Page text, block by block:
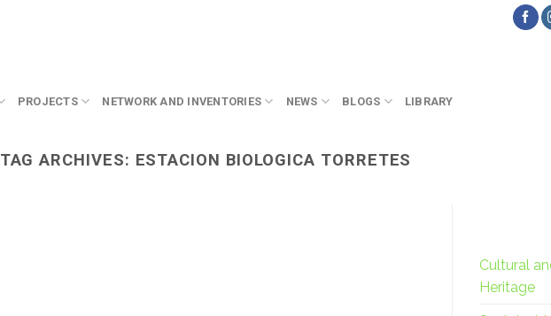
PROJECTS NETWORK AND INVENTORIES NEWS BLOGS LIBRARY
TAG ARCHIVES: ESTACION BIOLOGICA TORRETES
Cultural
Heritage